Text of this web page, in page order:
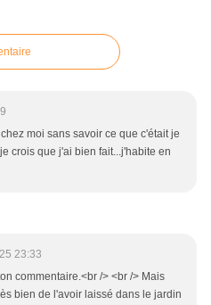
moi sans savoir ce que c'était je
crois que j'ai bien fait...j'habite en
23:33
commentaire.<br /> <br /> Mais
bien de l'avoir laissé dans le jardin